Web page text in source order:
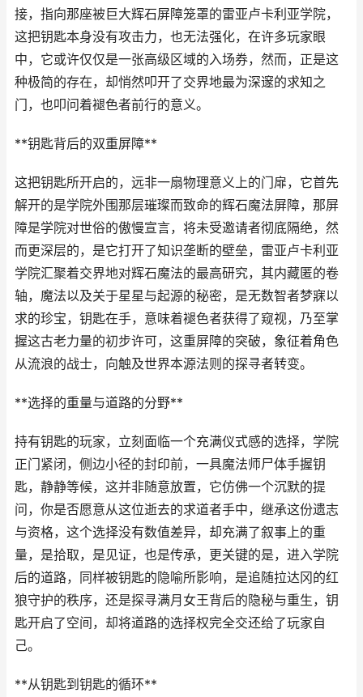
接，指向那座被巨大辉石屏障笼罩的雷亚卢卡利亚学院，
这把钥匙本身没有攻击力，也无法强化，在许多玩家眼
中，它或许仅仅是一张高级区域的入场券，然而，正是这
种极简的存在，却悄然叩开了交界地最为深邃的求知之
门，也叩问着褪色者前行的意义。
**钥匙背后的双重屏障**
这把钥匙所开启的，远非一扇物理意义上的门扉，它首先
解开的是学院外围那层璀璨而致命的辉石魔法屏障，那屏
障是学院对世俗的傲慢宣言，将未受邀请者彻底隔绝，然
而更深层的，是它打开了知识垄断的壁垒，雷亚卢卡利亚
学院汇聚着交界地对辉石魔法的最高研究，其内藏匿的卷
轴，魔法以及关于星星与起源的秘密，是无数智者梦寐以
求的珍宝，钥匙在手，意味着褪色者获得了窥视，乃至掌
握这古老力量的初步许可，这重屏障的突破，象征着角色
从流浪的战士，向触及世界本源法则的探寻者转变。
**选择的重量与道路的分野**
持有钥匙的玩家，立刻面临一个充满仪式感的选择，学院
正门紧闭，侧边小径的封印前，一具魔法师尸体手握钥
匙，静静等候，这并非随意放置，它仿佛一个沉默的提
问，你是否愿意从这位逝去的求道者手中，继承这份遗志
与资格，这个选择没有数值差异，却充满了叙事上的重
量，是拾取，是见证，也是传承，更关键的是，进入学院
后的道路，同样被钥匙的隐喻所影响，是追随拉达冈的红
狼守护的秩序，还是探寻满月女王背后的隐秘与重生，钥
匙开启了空间，却将道路的选择权完全交还给了玩家自
己。
**从钥匙到钥匙的循环**